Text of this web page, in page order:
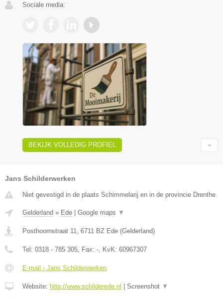
Sociale media:
BEKIJK VOLLEDIG PROFIEL
Jans Schilderwerken
Niet gevestigd in de plaats Schimmelarij en in de provincie Drenthe.
Gelderland » Ede | Google maps ▼
Posthoornstraat 11 6711 BZ Ede (Gelderland)
Tel: 0318 - 785 305 , Fax: - , KvK: 60967307
E-mail › Jans Schilderwerken
Website: http://www.schilderede.nl | Screenshot ▼